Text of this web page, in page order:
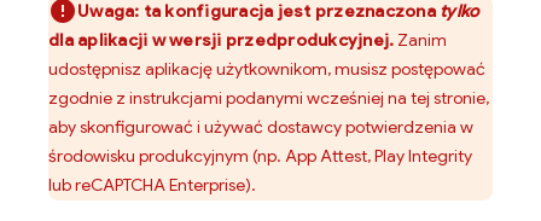
Uwaga: ta konfiguracja jest przeznaczona tylko
dla aplikacji w wersji przedprodukcyjnej. Zanim
udostępnisz aplikację użytkownikom, musisz postępować
zgodnie z instrukcjami podanymi wcześniej na tej stronie,
aby skonfigurować i używać dostawcy potwierdzenia w
środowisku produkcyjnym (np. App Attest, Play Integrity
lub reCAPTCHA Enterprise).